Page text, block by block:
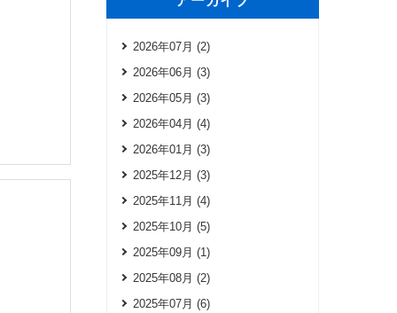
2026年07月 (2)
2026年06月 (3)
2026年05月 (3)
2026年04月 (4)
2026年01月 (3)
2025年12月 (3)
2025年11月 (4)
2025年10月 (5)
2025年09月 (1)
2025年08月 (2)
2025年07月 (6)